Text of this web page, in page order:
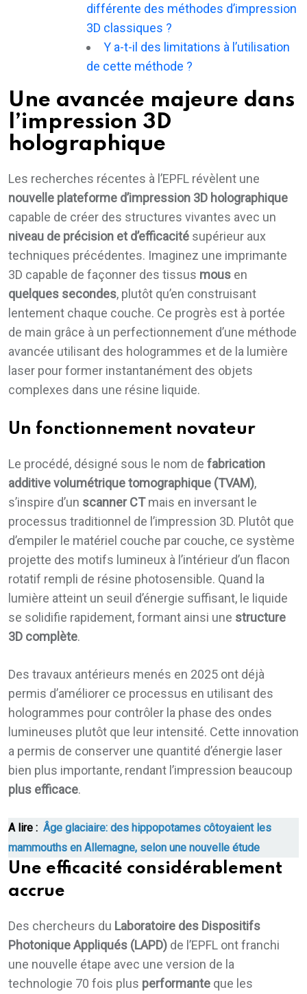
différente des méthodes d’impression
3D classiques ?
Y a-t-il des limitations à l’utilisation
de cette méthode ?
Une avancée majeure dans
l’impression 3D
holographique
Les recherches récentes à l’EPFL révèlent une
nouvelle plateforme d’impression 3D holographique
capable de créer des structures vivantes avec un
niveau de précision et d’efficacité supérieur aux
techniques précédentes. Imaginez une imprimante
3D capable de façonner des tissus mous en
quelques secondes, plutôt qu’en construisant
lentement chaque couche. Ce progrès est à portée
de main grâce à un perfectionnement d’une méthode
avancée utilisant des hologrammes et de la lumière
laser pour former instantanément des objets
complexes dans une résine liquide.
Un fonctionnement novateur
Le procédé, désigné sous le nom de fabrication
additive volumétrique tomographique (TVAM),
s’inspire d’un scanner CTmais en inversant le
processus traditionnel de l’impression 3D. Plutôt que
d’empiler le matériel couche par couche, ce système
projette des motifs lumineux à l’intérieur d’un flacon
rotatif rempli de résine photosensible. Quand la
lumière atteint un seuil d’énergie suffisant, le liquide
se solidifie rapidement, formant ainsi une structure
3D complète.
Des travaux antérieurs menés en 2025 ont déjà
permis d’améliorer ce processus en utilisant des
hologrammes pour contrôler la phase des ondes
lumineuses plutôt que leur intensité. Cette innovation
a permis de conserver une quantité d’énergie laser
bien plus importante, rendant l’impression beaucoup
plus efficace.
A lire : Âge glaciaire: des hippopotames côtoyaient les
mammouths en Allemagne, selon une nouvelle étude
Une efficacité considérablement
accrue
Des chercheurs du Laboratoire des Dispositifs
Photonique Appliqués (LAPD) de l’EPFL ont franchi
une nouvelle étape avec une version de la
technologie 70 fois plus performante que les